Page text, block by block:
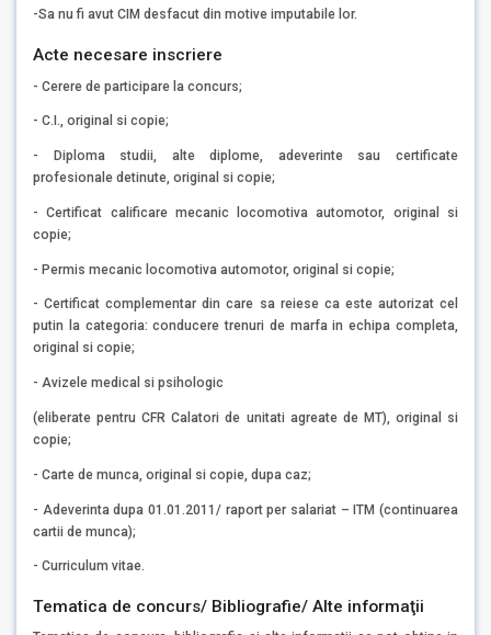
-Sa nu fi avut CIM desfacut din motive imputabile lor.
Acte necesare inscriere
- Cerere de participare la concurs;
- C.I., original si copie;
- Diploma studii, alte diplome, adeverinte sau certificate
profesionale detinute, original si copie;
- Certificat calificare mecanic locomotiva automotor, original si
copie;
- Permis mecanic locomotiva automotor, original si copie;
- Certificat complementar din care sa reiese ca este autorizat cel
putin la categoria: conducere trenuri de marfa in echipa completa,
original si copie;
- Avizele medical si psihologic
(eliberate pentru CFR Calatori de unitati agreate de MT), original si
copie;
- Carte de munca, original si copie, dupa caz;
- Adeverinta dupa 01.01.2011/ raport per salariat – ITM (continuarea
cartii de munca);
- Curriculum vitae.
Tematica de concurs/ Bibliografie/ Alte informaţii